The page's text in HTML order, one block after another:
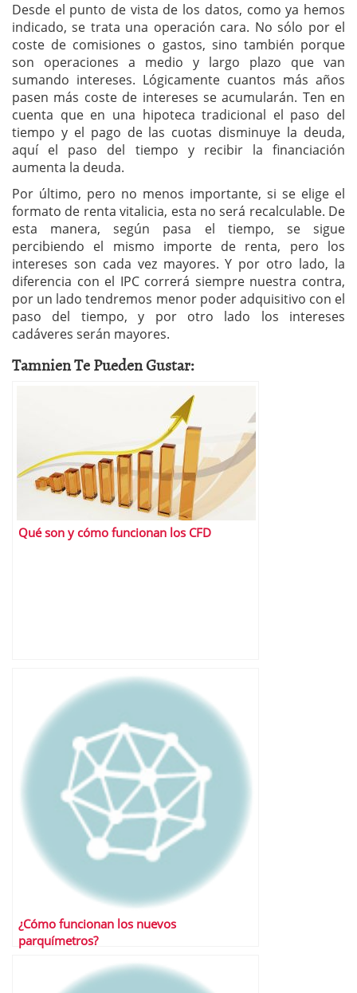
Desde el punto de vista de los datos, como ya hemos
indicado, se trata una operación cara. No sólo por el
coste de comisiones o gastos, sino también porque
son operaciones a medio y largo plazo que van
sumando intereses. Lógicamente cuantos más años
pasen más coste de intereses se acumularán. Ten en
cuenta que en una hipoteca tradicional el paso del
tiempo y el pago de las cuotas disminuye la deuda,
aquí el paso del tiempo y recibir la financiación
aumenta la deuda.
Por último, pero no menos importante, si se elige el
formato de renta vitalicia, esta no será recalculable. De
esta manera, según pasa el tiempo, se sigue
percibiendo el mismo importe de renta, pero los
intereses son cada vez mayores. Y por otro lado, la
diferencia con el IPC correrá siempre nuestra contra,
por un lado tendremos menor poder adquisitivo con el
paso del tiempo, y por otro lado los intereses
cadáveres serán mayores.
Tamnien Te Pueden Gustar:
Qué son y cómo funcionan los CFD
¿Cómo funcionan los nuevos
parquímetros?